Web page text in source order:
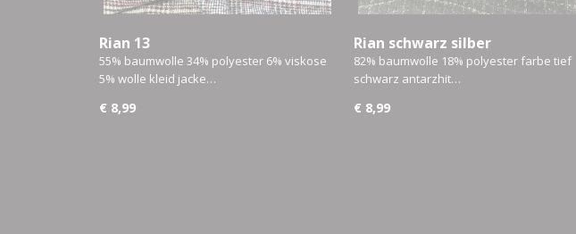
Rian 13
55% baumwolle 34% polyester 6% viskose
5% wolle kleid jacke…
€ 8,99
Rian schwarz silber
82% baumwolle 18% polyester farbe tief
schwarz antarzhit…
€ 8,99